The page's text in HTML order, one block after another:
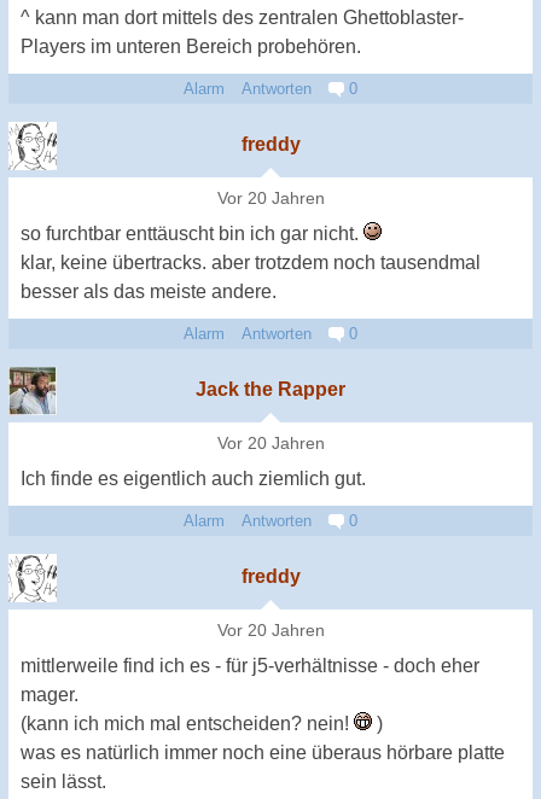
^ kann man dort mittels des zentralen Ghettoblaster-
Players im unteren Bereich probehören.
Alarm Antworten 0
freddy
Vor 20 Jahren
so furchtbar enttäuscht bin ich gar nicht.
klar, keine übertracks. aber trotzdem noch tausendmal
besser als das meiste andere.
Alarm Antworten 0
Jack the Rapper
Vor 20 Jahren
Ich finde es eigentlich auch ziemlich gut.
Alarm Antworten 0
freddy
Vor 20 Jahren
mittlerweile find ich es - für j5-verhältnisse - doch eher
mager.
(kann ich mich mal entscheiden? nein!
)
was es natürlich immer noch eine überaus hörbare platte
sein lässt.